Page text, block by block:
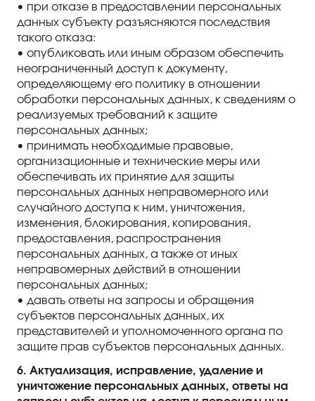
• при отказе в предоставлении персональных
данных субъекту разъясняются последствия
такого отказа:
• опубликовать или иным образом обеспечить
неограниченный доступ к документу,
определяющему его политику в отношении
обработки персональных данных, к сведениям о
реализуемых требований к защите
персональных данных;
• принимать необходимые правовые,
организационные и технические меры или
обеспечивать их принятие для защиты
персональных данных неправомерного или
случайного доступа к ним, уничтожения,
изменения, блокирования, копирования,
предоставления, распространения
персональных данных, а также от иных
неправомерных действий в отношении
персональных данных;
• давать ответы на запросы и обращения
субъектов персональных данных, их
представителей и уполномоченного органа по
защите прав субъектов персональных данных.
6. Актуализация, исправление, удаление и
уничтожение персональных данных, ответы на